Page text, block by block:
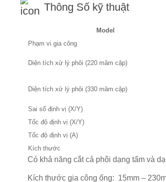
Thông Số kỹ thuật
Model
Phạm vi gia công
Diện tích xử lý phôi (220 mâm cặp)
Diện tích xử lý phôi (330 mâm cặp)
Sai số định vị (X/Y)
Tốc độ định vị (X/Y)
Tốc độ định vị (A)
Kích thước
Có khả năng cắt cả phôi dạng tấm và
Kích thước gia công ống: 15mm –